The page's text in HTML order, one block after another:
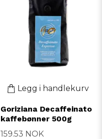
Legg i handlekurv
Goriziana Decaffeinato
kaffebønner 500g
159.53 NOK